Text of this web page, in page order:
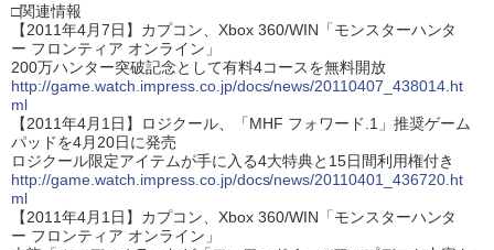
□関連情報
【2011年4月7日】カプコン、Xbox 360/WIN「モンスターハンタ
ー フロンティア オンライン」
200万ハンター突破記念として有料4コースを無料開放
http://game.watch.impress.co.jp/docs/news/20110407_438014.ht
ml
【2011年4月1日】ロジクール、「MHF フォワード.1」推奨ゲーム
パッドを4月20日に発売
ロジクール限定アイテムが手に入る4大特典と15日間利用権付き
http://game.watch.impress.co.jp/docs/news/20110401_436720.ht
ml
【2011年4月1日】カプコン、Xbox 360/WIN「モンスターハンタ
ー フロンティア オンライン」